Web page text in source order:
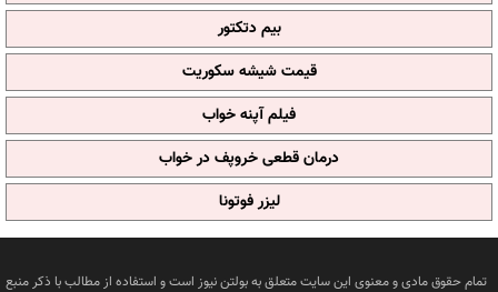
بیم دتکتور
قیمت شیشه سکوریت
فیلم آپنه خواب
درمان قطعی خروپف در خواب
لیزر فوتونا
تمام حقوق مادی و معنوی این سایت متعلق به بولتن نیوز است و استفاده از مطالب با ذکر منبع